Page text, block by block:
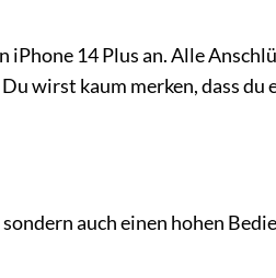
14 Plus an. Alle
wirst kaum merken, dass du
auch einen hohen